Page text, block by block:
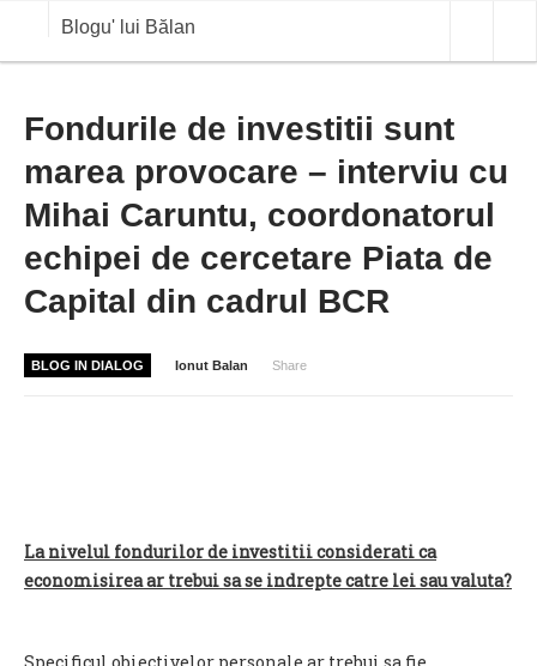
Blogu' lui Bălan
ANALIZE
BLOG IN DIALOG
STIRI
CURS VALUTAR IN TIMP REAL
COMMODITIES
Fondurile de investitii sunt
marea provocare – interviu cu
Mihai Caruntu, coordonatorul
echipei de cercetare Piata de
Capital din cadrul BCR
BLOG IN DIALOG Ionut Balan Share
La nivelul fondurilor de investitii considerati ca
economisirea ar trebui sa se indrepte catre lei sau valuta?